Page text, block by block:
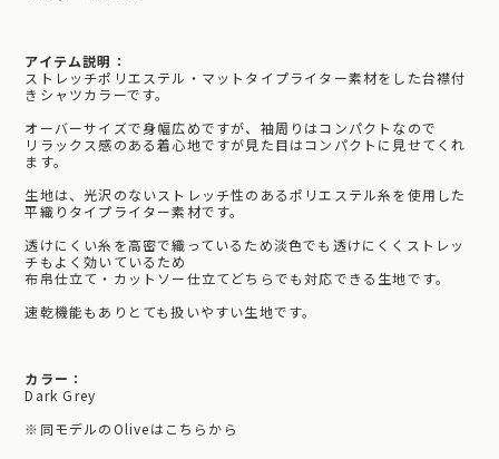
アイテム説明：
ストレッチポリエステル・マットタイプライター素材をした台襟付
きシャツカラーです。
オーバーサイズで身幅広めですが、袖周りはコンパクトなので
リラックス感のある着心地ですが見た目はコンパクトに見せてくれ
ます。
生地は、光沢のないストレッチ性のあるポリエステル糸を使用した
平織りタイプライター素材です。
透けにくい糸を高密で織っているため淡色でも透けにくくストレッ
チもよく効いているため
布帛仕立て・カットソー仕立てどちらでも対応できる生地です。
速乾機能もありとても扱いやすい生地です。
カラー：
Dark Grey
※同モデルのOliveはこちらから